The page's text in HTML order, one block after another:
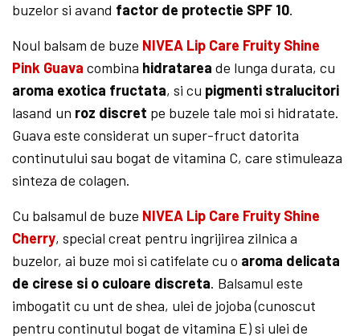
buzelor si avand factor de protectie SPF 10.
Noul balsam de buze NIVEA Lip Care Fruity Shine
Pink Guava combina hidratarea de lunga durata, cu
aroma exotica fructata, si cu pigmenti stralucitori
lasand un roz discret pe buzele tale moi si hidratate.
Guava este considerat un super-fruct datorita
continutului sau bogat de vitamina C, care stimuleaza
sinteza de colagen.
Cu balsamul de buze NIVEA Lip Care Fruity Shine
Cherry, special creat pentru ingrijirea zilnica a
buzelor, ai buze moi si catifelate cu o aroma delicata
de cirese si o culoare discreta. Balsamul este
imbogatit cu unt de shea, ulei de jojoba (cunoscut
pentru continutul bogat de vitamina E) si ulei de